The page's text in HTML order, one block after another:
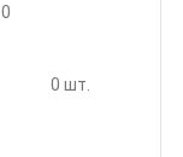
0 шт.